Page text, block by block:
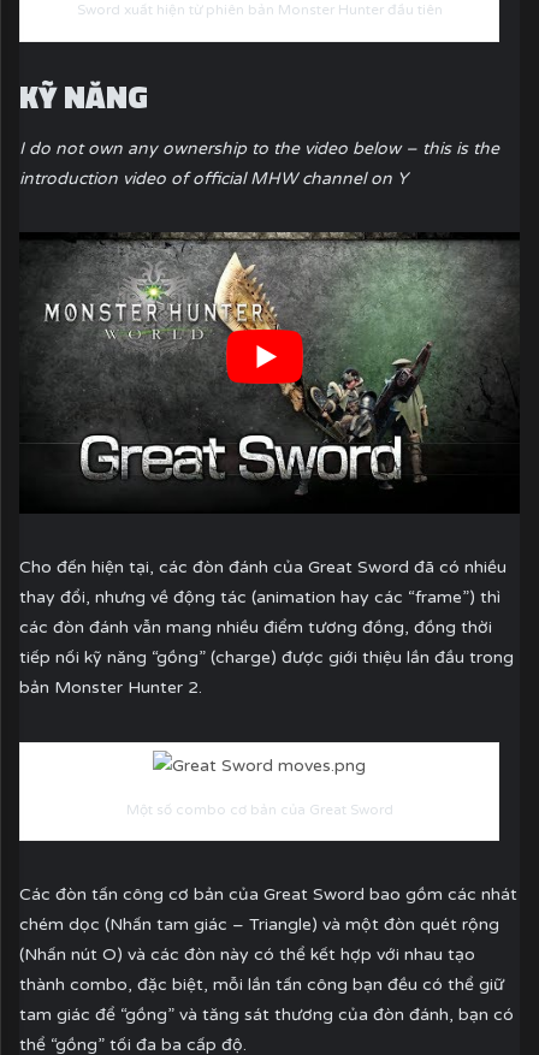
Sword xuất hiện từ phiên bản Monster Hunter đầu tiên
KỸ NĂNG
I do not own any ownership to the video below – this is the
introduction video of official MHW channel on Y
Cho đến hiện tại, các đòn đánh của Great Sword đã có nhiều
thay đổi, nhưng về động tác (animation hay các “frame”) thì
các đòn đánh vẫn mang nhiều điểm tương đồng, đồng thời
tiếp nối kỹ năng “gồng” (charge) được giới thiệu lần đầu trong
bản Monster Hunter 2.
Một số combo cơ bản của Great Sword
Các đòn tấn công cơ bản của Great Sword bao gồm các nhát
chém dọc (Nhấn tam giác – Triangle) và một đòn quét rộng
(Nhấn nút O) và các đòn này có thể kết hợp với nhau tạo
thành combo, đặc biệt, mỗi lần tấn công bạn đều có thể giữ
tam giác để “gồng” và tăng sát thương của đòn đánh, bạn có
thể “gồng” tối đa ba cấp độ.